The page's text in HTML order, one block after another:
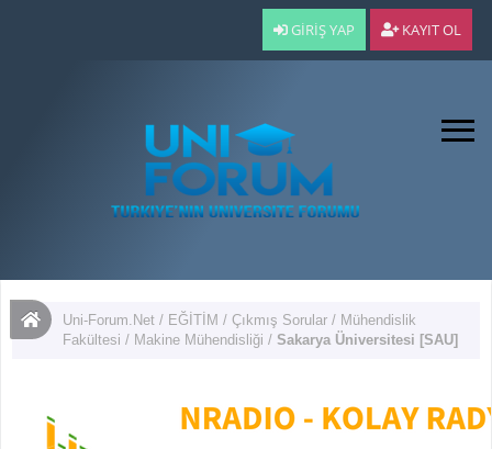
GIRIŞ YAP KAYIT OL
Uni-Forum.Net / EĞİTİM /Çıkmış Sorular / Mühendislik
Fakültesi / Makine Mühendisliği /Sakarya Üniversitesi [SAU]